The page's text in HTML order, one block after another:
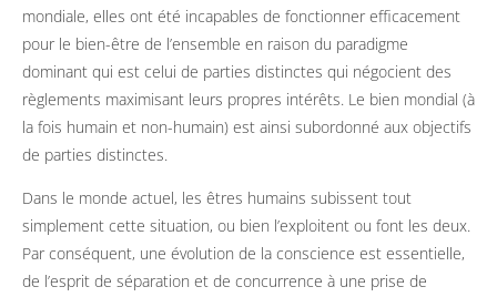
mondiale, elles ont été incapables de fonctionner efficacement
pour le bien-être de l’ensemble en raison du paradigme
dominant qui est celui de parties distinctes qui négocient des
règlements maximisant leurs propres intérêts. Le bien mondial (à
la fois humain et non-humain) est ainsi subordonné aux objectifs
de parties distinctes.
Dans le monde actuel, les êtres humains subissent tout
simplement cette situation, ou bien l’exploitent ou font les deux.
Par conséquent, une évolution de la conscience est essentielle,
de l’esprit de séparation et de concurrence à une prise de